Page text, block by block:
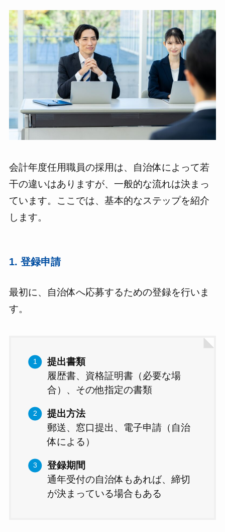
会計年度任用職員の採用は、自治体によって若
干の違いはありますが、一般的な流れは決まっ
ています。ここでは、基本的なステップを紹介
します。
1. 登録申請
最初に、自治体へ応募するための登録を行いま
す。
提出書類
履歴書、資格証明書（必要な場
合）、その他指定の書類
提出方法
郵送、窓口提出、電子申請（自治
体による）
登録期間
通年受付の自治体もあれば、締切
が決まっている場合もある